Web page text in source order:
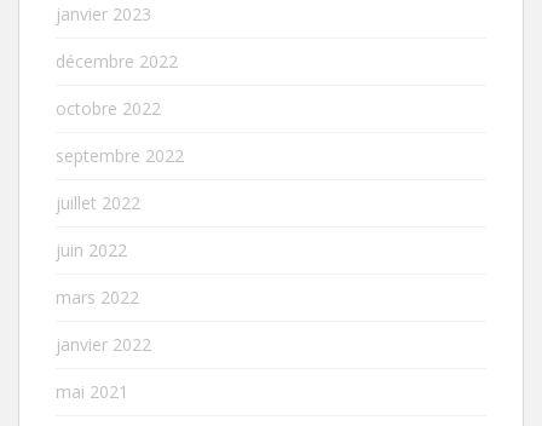
janvier 2023
décembre 2022
octobre 2022
septembre 2022
juillet 2022
juin 2022
mars 2022
janvier 2022
mai 2021